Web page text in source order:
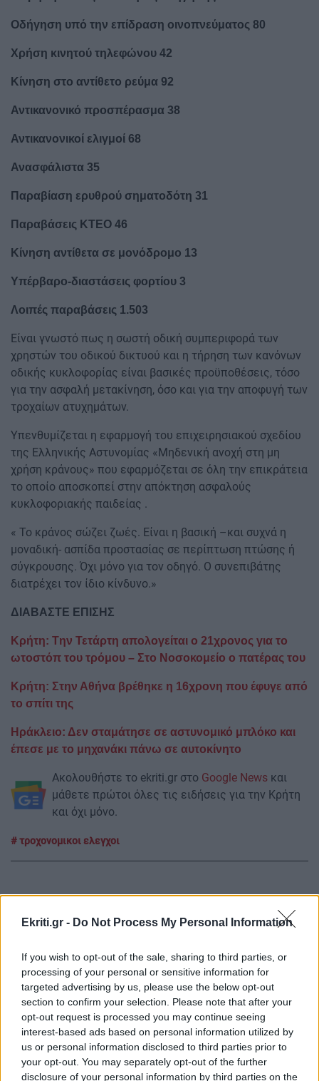
Ekriti.gr - Do Not Process My Personal Information
If you wish to opt-out of the sale, sharing to third parties, or
processing of your personal or sensitive information for
targeted advertising by us, please use the below opt-out
section to confirm your selection. Please note that after your
opt-out request is processed you may continue seeing
interest-based ads based on personal information utilized by
us or personal information disclosed to third parties prior to
your opt-out. You may separately opt-out of the further
disclosure of your personal information by third parties on the
Οδήγηση υπό την επίδραση οινοπνεύματος 80
Χρήση κινητού τηλεφώνου 42
Κίνηση στο αντίθετο ρεύμα 92
Αντικανονικό προσπέρασμα 38
Αντικανονικοί ελιγμοί 68
Ανασφάλιστα 35
Παραβίαση ερυθρού σηματοδότη 31
Παραβάσεις ΚΤΕΟ 46
Κίνηση αντίθετα σε μονόδρομο 13
Υπέρβαρο-διαστάσεις φορτίου 3
Λοιπές παραβάσεις 1.503
Είναι γνωστό πως η σωστή οδική συμπεριφορά των
χρηστών του οδικού δικτυού και η τήρηση των κανόνων
οδικής κυκλοφορίας είναι βασικές προϋποθέσεις, τόσο
για την ασφαλή μετακίνηση, όσο και για την αποφυγή των
τροχαίων ατυχημάτων.
Υπενθυμίζεται η εφαρμογή του επιχειρησιακού σχεδίου
της Ελληνικής Αστυνομίας «Μηδενική ανοχή στη μη
χρήση κράνους» που εφαρμόζεται σε όλη την επικράτεια
το οποίο αποσκοπεί στην απόκτηση ασφαλούς
κυκλοφοριακής παιδείας .
« Το κράνος σώζει ζωές. Είναι η βασική –και συχνά η
μοναδική- ασπίδα προστασίας σε περίπτωση πτώσης ή
σύγκρουσης. Όχι μόνο για τον οδηγό. Ο συνεπιβάτης
διατρέχει τον ίδιο κίνδυνο.»
ΔΙΑΒΑΣΤΕ ΕΠΙΣΗΣ
Κρήτη: Tην Τετάρτη απολογείται ο 21χρονος για το
ωτοστόπ του τρόμου – Στο Νοσοκομείο ο πατέρας του
Κρήτη: Στην Αθήνα βρέθηκε η 16χρονη που έφυγε από
το σπίτι της
Ηράκλειο: Δεν σταμάτησε σε αστυνομικό μπλόκο και
έπεσε με το μηχανάκι πάνω σε αυτοκίνητο
Ακολουθήστε το ekriti.gr στο Google News και
μάθετε πρώτοι όλες τις ειδήσεις για την Κρήτη
και όχι μόνο.
τροχονομικοι ελεγχοι
ΡΟΗ ΕΙΔΗΣΕΩΝ
20:53
ΚΡΗΤΗ
Δήμος Μαλεβιζίου: Στον Μάραθο η θεατρική
παράσταση "Ο Μίδας έχει αυτιά γαϊδάρου
ΚΡΗΤΗ
Χανιά: Εργασία για πολίτες τρίτων χωρών –